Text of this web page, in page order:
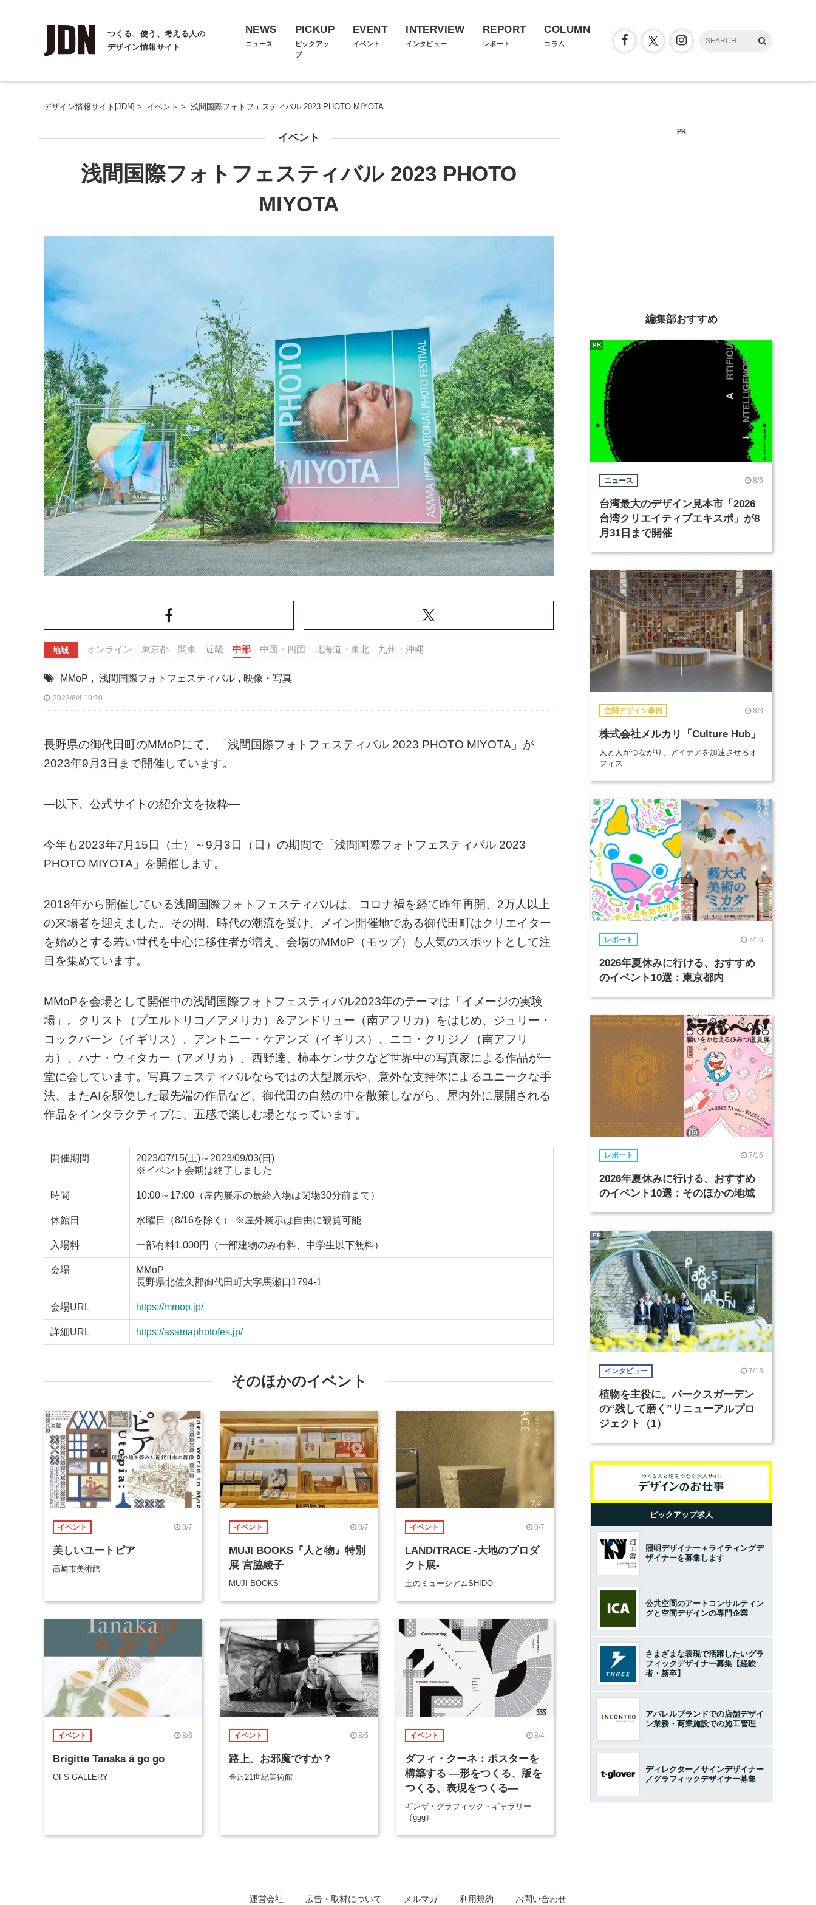
つくる、使う、考える人の
デザイン情報サイト
NEWS
ニュース
PICKUP
ピックアッ
プ
EVENT
イベント
INTERVIEW
インタビュー
REPORT
レポート
COLUMN
コラム
デザイン情報サイト[JDN] > イベント > 浅間国際フォトフェスティバル 2023 PHOTO MIYOTA
イベント
浅間国際フォトフェスティバル 2023 PHOTO
MIYOTA
地域 オンライン 東京都 関東 近畿 中部 中国・四国 北海道・東北 九州・沖縄
MMoP , 浅間国際フォトフェスティバル , 映像・写真
2023/8/4 10:20
長野県の御代田町のMMoPにて、「浅間国際フォトフェスティバル 2023 PHOTO MIYOTA」が
2023年9月3日まで開催しています。
—以下、公式サイトの紹介文を抜粋—
今年も2023年7月15日（土）～9月3日（日）の期間で「浅間国際フォトフェスティバル 2023
PHOTO MIYOTA」を開催します。
2018年から開催している浅間国際フォトフェスティバルは、コロナ禍を経て昨年再開、2万人以上
の来場者を迎えました。その間、時代の潮流を受け、メイン開催地である御代田町はクリエイター
を始めとする若い世代を中心に移住者が増え、会場のMMoP（モップ）も人気のスポットとして注
目を集めています。
MMoPを会場として開催中の浅間国際フォトフェスティバル2023年のテーマは「イメージの実験
場」。クリスト（プエルトリコ／アメリカ）＆アンドリュー（南アフリカ）をはじめ、ジュリー・
コックバーン（イギリス）、アントニー・ケアンズ（イギリス）、ニコ・クリジノ（南アフリ
カ）、ハナ・ウィタカー（アメリカ）、西野達、柿本ケンサクなど世界中の写真家による作品が一
堂に会しています。写真フェスティバルならではの大型展示や、意外な支持体によるユニークな手
法、またAIを駆使した最先端の作品など、御代田の自然の中を散策しながら、屋内外に展開される
作品をインタラクティブに、五感で楽しむ場となっています。
開催期間
2023/07/15(土)～2023/09/03(日)
※イベント会期は終了しました
時間 10:00～17:00（屋内展示の最終入場は閉場30分前まで）
休館日 水曜日（8/16を除く） ※屋外展示は自由に観覧可能
入場料 一部有料1,000円（一部建物のみ有料、中学生以下無料）
会場
MMoP
長野県北佐久郡御代田町大字馬瀬口1794-1
会場URL https://mmop.jp/
詳細URL https://asamaphotofes.jp/
そのほかのイベント
イベント 8/7
美しいユートピア
高崎市美術館
イベント 8/7
MUJI BOOKS『人と物』特別
展 宮脇綾子
MUJI BOOKS
イベント 8/7
LAND/TRACE -大地のプロダ
クト展-
土のミュージアムSHIDO
イベント 8/6
Brigitte Tanaka ā go go
OFS GALLERY
イベント 8/5
路上、お邪魔ですか？
金沢21世紀美術館
イベント 8/4
ダフィ・クーネ：ポスターを
構築する ―形をつくる、版を
つくる、表現をつくる―
ギンザ・グラフィック・ギャラリー
（ggg）
PR
編集部おすすめ
ニュース 8/6
台湾最大のデザイン見本市「2026
台湾クリエイティブエキスポ」が8
月31日まで開催
PR
空間デザイン事例 8/3
株式会社メルカリ「Culture Hub」
人と人がつながり、アイデアを加速させるオ
フィス
レポート 7/16
2026年夏休みに行ける、おすすめ
のイベント10選：東京都内
レポート 7/16
2026年夏休みに行ける、おすすめ
のイベント10選：そのほかの地域
インタビュー 7/13
植物を主役に。パークスガーデン
の“残して磨く”リニューアルプロ
ジェクト（1）
PR
ピックアップ求人
照明デザイナー＋ライティングデ
ザイナーを募集します
公共空間のアートコンサルティン
グと空間デザインの専門企業
さまざまな表現で活躍したいグラ
フィックデザイナー募集【経験
者・新卒】
アパレルブランドでの店舗デザイ
ン業務・商業施設での施工管理
ディレクター／サインデザイナー
／グラフィックデザイナー募集
運営会社 広告・取材について メルマガ 利用規約 お問い合わせ